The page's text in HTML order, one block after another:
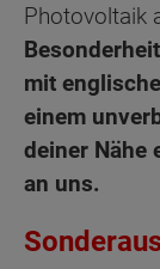
Photovoltaik
mit
einem
deiner Nähe
an uns.